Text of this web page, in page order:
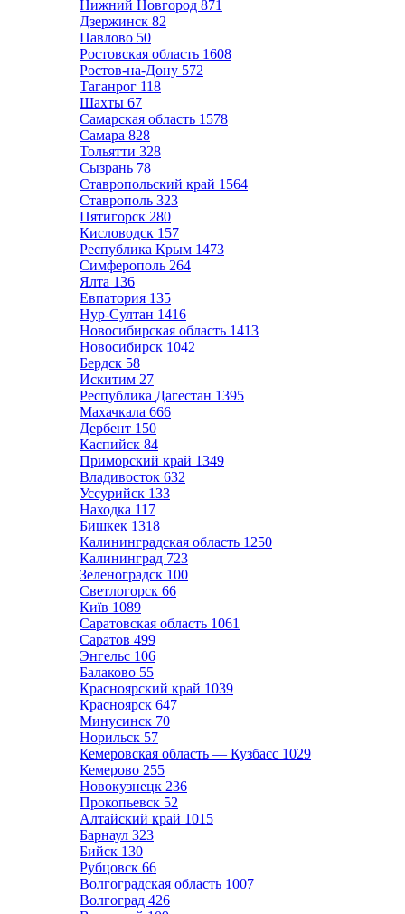
Нижний Новгород 871
Дзержинск 82
Павлово 50
Ростовская область 1608
Ростов-на-Дону 572
Таганрог 118
Шахты 67
Самарская область 1578
Самара 828
Тольятти 328
Сызрань 78
Ставропольский край 1564
Ставрополь 323
Пятигорск 280
Кисловодск 157
Республика Крым 1473
Симферополь 264
Ялта 136
Евпатория 135
Нур-Султан 1416
Новосибирская область 1413
Новосибирск 1042
Бердск 58
Искитим 27
Республика Дагестан 1395
Махачкала 666
Дербент 150
Каспийск 84
Приморский край 1349
Владивосток 632
Уссурийск 133
Находка 117
Бишкек 1318
Калининградская область 1250
Калининград 723
Зеленоградск 100
Светлогорск 66
Київ 1089
Саратовская область 1061
Саратов 499
Энгельс 106
Балаково 55
Красноярский край 1039
Красноярск 647
Минусинск 70
Норильск 57
Кемеровская область — Кузбасс 1029
Кемерово 255
Новокузнецк 236
Прокопьевск 52
Алтайский край 1015
Барнаул 323
Бийск 130
Рубцовск 66
Волгоградская область 1007
Волгоград 426